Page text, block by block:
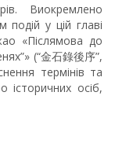
Виокремлено
подій у цій главі
«Післямова до
(“金石錄後序”,
термінів та
історичних осіб,